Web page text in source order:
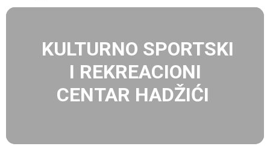
KULTURNO SPORTSKI
I REKREACIONI
CENTAR HADŽIĆI